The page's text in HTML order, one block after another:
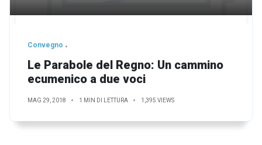
Convegno
Le Parabole del Regno: Un cammino
ecumenico a due voci
MAG 29, 2018 1 MIN DI LETTURA 1,395 VIEWS